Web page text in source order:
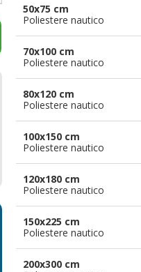
50x75 cm
Poliestere nautico
70x100 cm
Poliestere nautico
80x120 cm
Poliestere nautico
100x150 cm
Poliestere nautico
120x180 cm
Poliestere nautico
150x225 cm
Poliestere nautico
200x300 cm